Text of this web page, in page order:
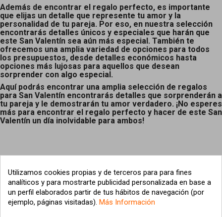
Además de encontrar el regalo perfecto, es importante
que elijas un detalle que represente tu amor y la
personalidad de tu pareja. Por eso, en nuestra selección
encontrarás detalles únicos y especiales que harán que
este San Valentín sea aún más especial. También te
ofrecemos una amplia variedad de opciones para todos
los presupuestos, desde detalles económicos hasta
opciones más lujosas para aquellos que desean
sorprender con algo especial.
Aquí podrás encontrar una amplia selección de regalos
para San Valentín encontrarás detalles que sorprenderán a
tu pareja y le demostrarán tu amor verdadero. ¡No esperes
más para encontrar el regalo perfecto y hacer de este San
Valentín un día inolvidable para ambos!
Utilizamos cookies propias y de terceros para para fines
analíticos y para mostrarte publicidad personalizada en base a
un perfil elaborados partir de tus hábitos de navegación (por
ejemplo, páginas visitadas). Más Información